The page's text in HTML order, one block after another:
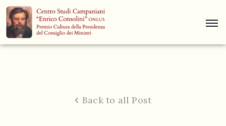
Centro
Back to all Post